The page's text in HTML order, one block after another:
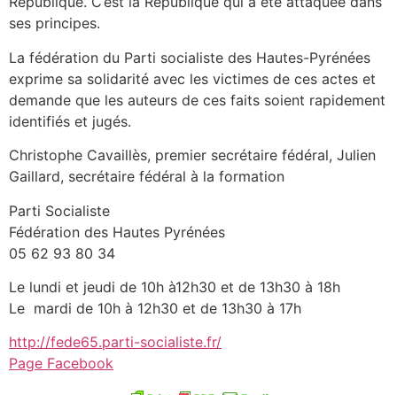
ses principes.
La fédération du Parti socialiste des Hautes-Pyrénées
exprime sa solidarité avec les victimes de ces actes et
demande que les auteurs de ces faits soient rapidement
identifiés et jugés.
Christophe Cavaillès, premier secrétaire fédéral, Julien
Gaillard, secrétaire fédéral à la formation
Parti Socialiste
Fédération des Hautes Pyrénées
05 62 93 80 34
Le lundi et jeudi de 10h à12h30 et de 13h30 à 18h
Le mardi de 10h à 12h30 et de 13h30 à 17h
http://fede65.parti-socialiste.fr/
Page Facebook